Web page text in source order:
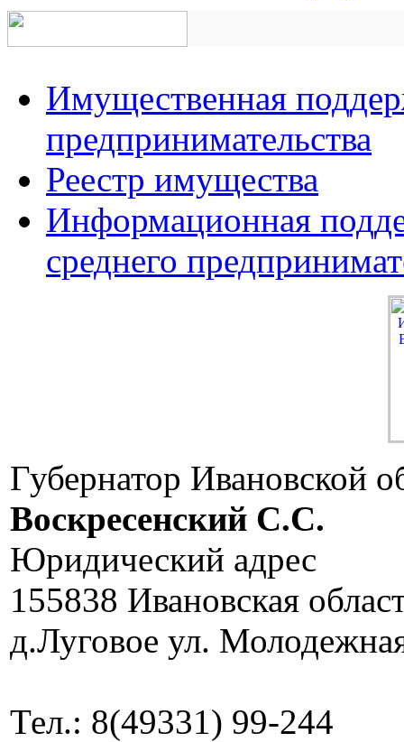
Имущественная
предпринимательства
Реестр имущества
Информационная
среднего
Губернатор Ивановской
Воскресенский C.C.
Юридический адрес
155838 Ивановская
д.Луговое ул.
Тел.: 8(49331) 99-244